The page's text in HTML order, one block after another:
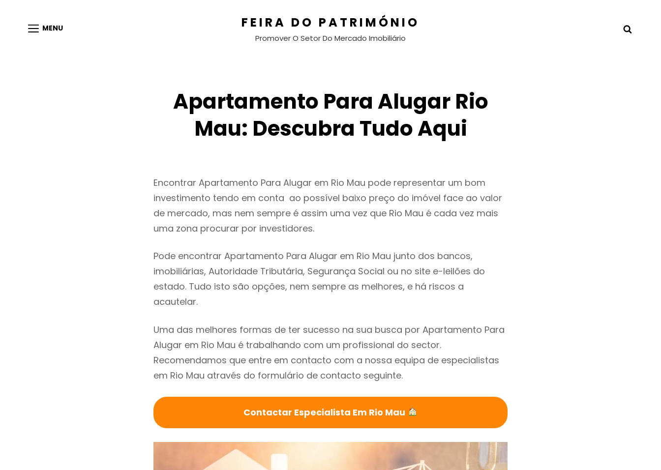
MENU FEIRA DO PATRIMÓNIO
Promover O Setor Do Mercado Imobiliário
Apartamento Para Alugar Rio
Mau: Descubra Tudo Aqui
Encontrar Apartamento Para Alugar em Rio Mau pode representar um bom
investimento tendo em conta ao possível baixo preço do imóvel face ao valor
de mercado, mas nem sempre é assim uma vez que Rio Mau é cada vez mais
uma zona procurar por investidores.
Pode encontrar Apartamento Para Alugar em Rio Mau junto dos bancos,
imobiliárias, Autoridade Tributária, Segurança Social ou no site e-leilões do
estado. Tudo isto são opções, nem sempre as melhores, e há riscos a
acautelar.
Uma das melhores formas de ter sucesso na sua busca por Apartamento Para
Alugar em Rio Mau é trabalhando com um profissional do sector.
Recomendamos que entre em contacto com a nossa equipa de especialistas
em Rio Mau através do formulário de contacto seguinte.
Contactar Especialista Em Rio Mau